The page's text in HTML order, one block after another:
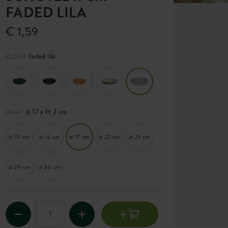
FADED LILA
€ 1,59
KLEUR: faded lila
MAAT: ⌀ 17 x H 2 cm
⌀ 10 cm ⌀ 14 cm ⌀ 17 cm ⌀ 22 cm ⌀ 25 cm
⌀ 29 cm ⌀ 34 cm